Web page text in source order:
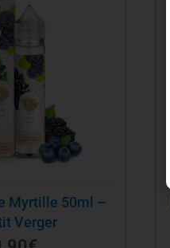
Myrtille 50ml –
Verger